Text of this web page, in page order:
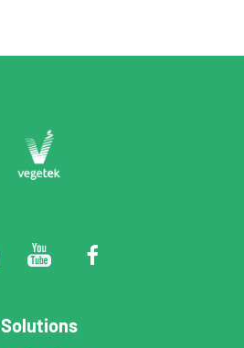
Solutions